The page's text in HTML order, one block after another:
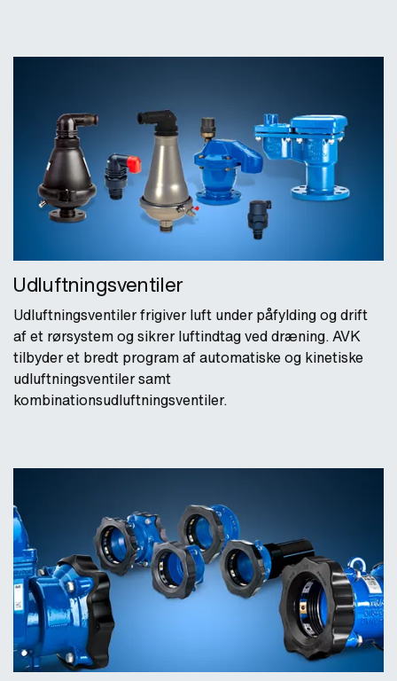
Udluftningsventiler
Udluftningsventiler frigiver luft under påfylding og drift
af et rørsystem og sikrer luftindtag ved dræning. AVK
tilbyder et bredt program af automatiske og kinetiske
udluftningsventiler samt
kombinationsudluftningsventiler.